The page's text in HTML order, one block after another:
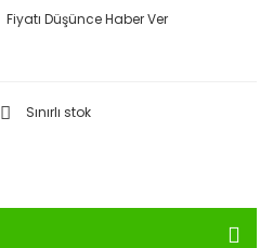
Fiyatı Düşünce Haber Ver
Sınırlı stok